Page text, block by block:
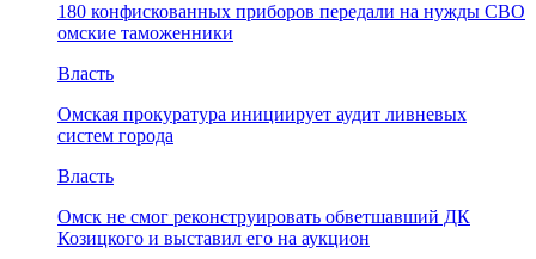
180 конфискованных приборов передали на нужды СВО
омские таможенники
Власть
Омская прокуратура инициирует аудит ливневых
систем города
Власть
Омск не смог реконструировать обветшавший ДК
Козицкого и выставил его на аукцион